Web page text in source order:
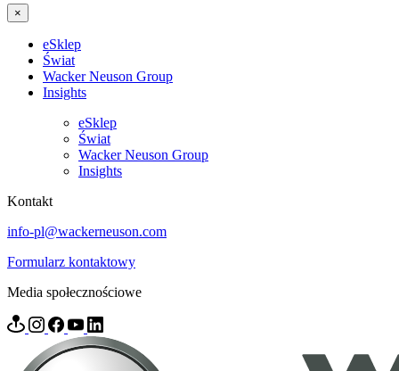
×
eSklep
Świat
Wacker Neuson Group
Insights
eSklep
Świat
Wacker Neuson Group
Insights
Kontakt
info-pl@wackerneuson.com
Formularz kontaktowy
Media społecznościowe